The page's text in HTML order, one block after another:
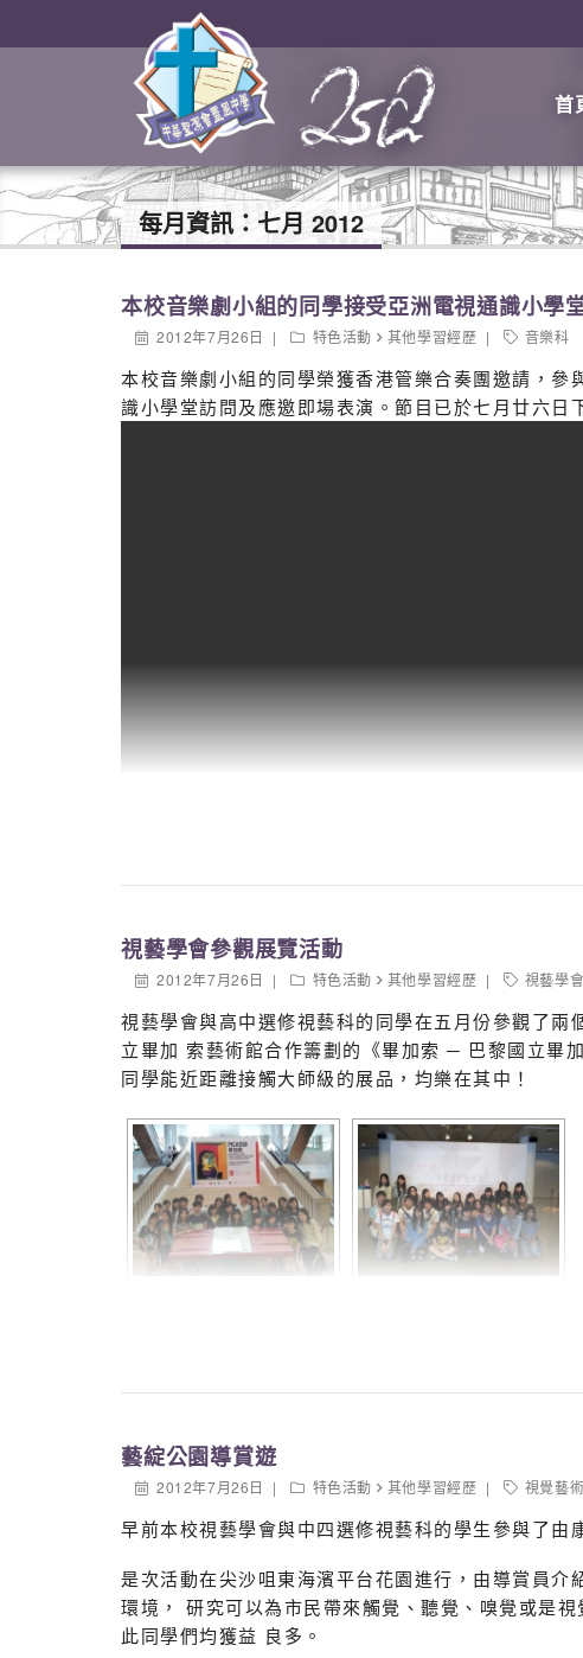
首
每月資訊： 七月 2012
本校音樂劇小組的同學接受亞洲電視通識小學
2012年7月26日 特色活動 其他學習經歷 音樂科
本校音樂劇小組的同學榮獲香港管樂合奏團邀請，
識小學堂訪問及應邀即場表演。節目已於七月廿六日
視藝學會參觀展覽活動
2012年7月26日 特色活動 其他學習經歷 視藝學會
視藝學會與高中選修視藝科的同學在五月份參觀了
立畢加 索藝術館合作籌劃的《畢加索 ─ 巴黎國立畢
同學能近距離接觸大師級的展品，均樂在其中！
藝綻公園導賞遊
2012年7月26日 特色活動 其他學習經歷 視覺藝
早前本校視藝學會與中四選修視藝科的學生參與了由
是次活動在尖沙咀東海濱平台花園進行，由導賞員
環境， 研究可以為市民帶來觸覺、聽覺、嗅覺或是
此同學們均獲益 良多。